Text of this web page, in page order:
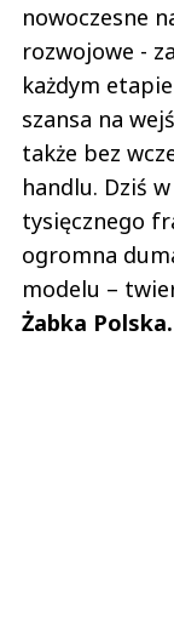
nowoczesne
rozwojowe -
każdym
szansa na
także bez
handlu. Dziś
tysięcznego
ogromna
modelu –
Żabka Polska.